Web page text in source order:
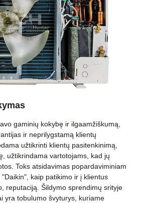
gaminių kokybę ir ilgaamžiškumą,
ir neprilygstamą klientų
užtikrinti klientų pasitenkinimą,
užtikrindama vartotojams, kad jų
Toks atsidavimas popardaviminiam
kaip patikimo ir į klientus
reputaciją. Šildymo sprendimų srityje
yra tobulumo švyturys, kuriame